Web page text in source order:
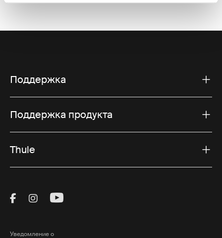
Поддержка
Поддержка продукта
Thule
Visit Thule on Facebook (external link)
Visit Thule on Instagram (external link)
Visit Thule on Youtube (external
Уведомление о